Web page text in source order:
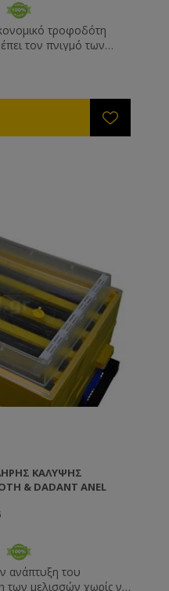
τροφοδότη
τον πνιγμό των
πλαστικό κατάλληλο
ΚΆΛΥΨΗΣ
& DADANT ANEL
ανάπτυξη του
των μελισσών χωρίς να